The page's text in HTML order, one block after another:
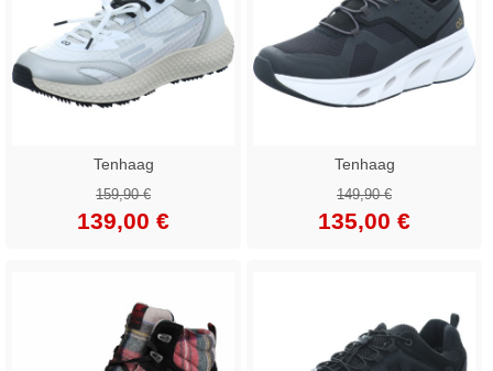
Tenhaag
159,90 €
139,00 €
Tenhaag
149,90 €
135,00 €